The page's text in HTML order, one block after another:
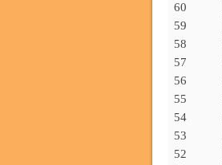
60
59
58
57
56
55
54
53
52